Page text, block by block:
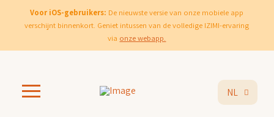
Voor iOS-gebruikers: De nieuwste versie van onze mobiele app
verschijnt binnenkort. Geniet intussen van de volledige IZIMI-ervaring
via onze webapp.
NL